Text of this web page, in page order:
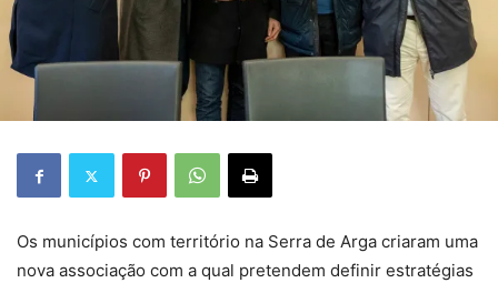
Os municípios com território na Serra de Arga criaram uma
nova associação com a qual pretendem definir estratégias